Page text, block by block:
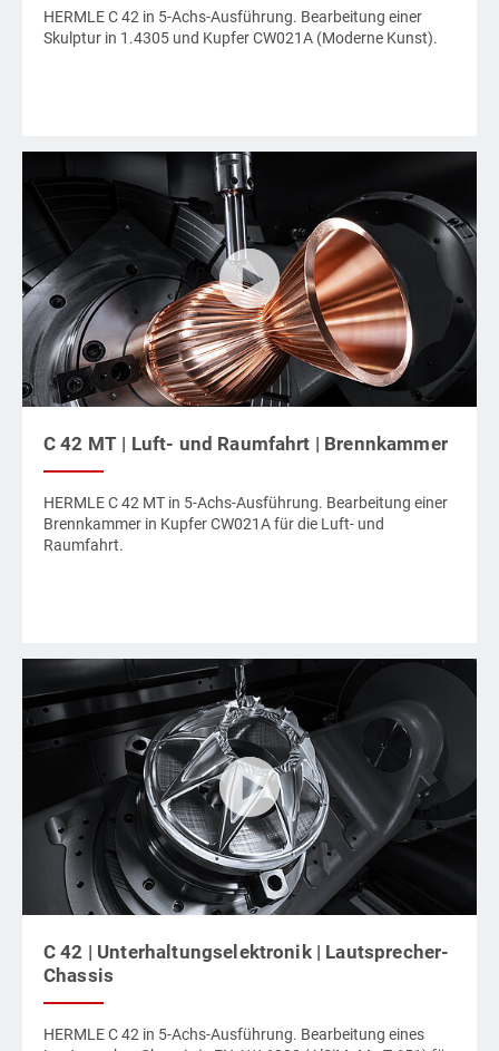
HERMLE C 42 in 5-Achs-Ausführung. Bearbeitung einer
Skulptur in 1.4305 und Kupfer CW021A (Moderne Kunst).
C 42 MT | Luft- und Raumfahrt | Brennkammer
HERMLE C 42 MT in 5-Achs-Ausführung. Bearbeitung einer
Brennkammer in Kupfer CW021A für die Luft- und
Raumfahrt.
C 42 | Unterhaltungselektronik | Lautsprecher-
Chassis
HERMLE C 42 in 5-Achs-Ausführung. Bearbeitung eines